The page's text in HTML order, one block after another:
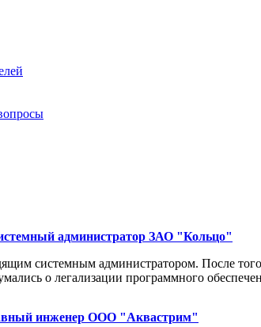
администратор ЗАО "Кольцо"
системным администратором. После
о легализации программного
инженер ООО "Аквастрим"